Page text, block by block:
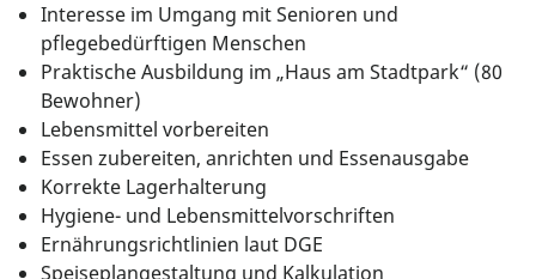
Interesse im Umgang mit Senioren und
pflegebedürftigen Menschen
Praktische Ausbildung im „Haus am Stadtpark“ (80
Bewohner)
Lebensmittel vorbereiten
Essen zubereiten, anrichten und Essenausgabe
Korrekte Lagerhalterung
Hygiene- und Lebensmittelvorschriften
Ernährungsrichtlinien laut DGE
Speiseplangestaltung und Kalkulation